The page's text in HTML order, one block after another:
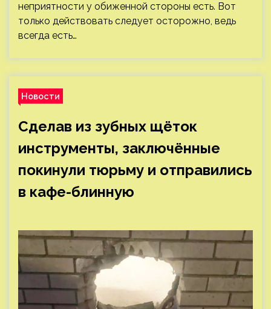
неприятности у обиженной стороны есть. Вот
только действовать следует осторожно, ведь
всегда есть…
Новости
Сделав из зубных щёток
инструменты, заключённые
покинули тюрьму и отправились
в кафе-блинную